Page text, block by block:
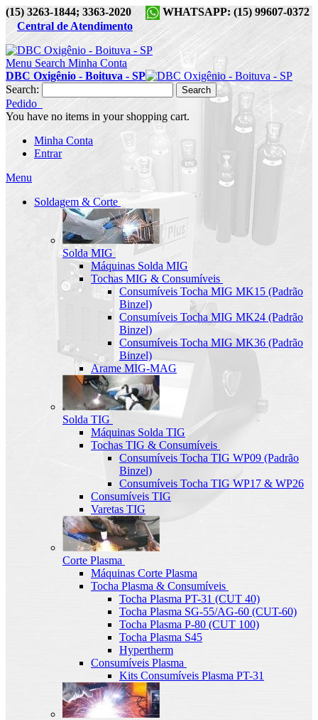
(15) 3263-1844; 3363-2020
WHATSAPP: (15) 99607-0372
Central de Atendimento
Menu Search Minha Conta
DBC Oxigênio - Boituva - SP
Search:
Search
Pedido
You have no items in your shopping cart.
Minha Conta
Entrar
Menu
Soldagem & Corte
Solda MIG
Máquinas Solda MIG
Tochas MIG & Consumíveis
Consumíveis Tocha MIG MK15 (Padrão
Binzel)
Consumíveis Tocha MIG MK24 (Padrão
Binzel)
Consumíveis Tocha MIG MK36 (Padrão
Binzel)
Arame MIG-MAG
Solda TIG
Máquinas Solda TIG
Tochas TIG & Consumíveis
Consumíveis Tocha TIG WP09 (Padrão
Binzel)
Consumíveis Tocha TIG WP17 & WP26
Consumíveis TIG
Varetas TIG
Corte Plasma
Máquinas Corte Plasma
Tocha Plasma & Consumíveis
Tocha Plasma PT-31 (CUT 40)
Tocha Plasma SG-55/AG-60 (CUT-60)
Tocha Plasma P-80 (CUT 100)
Tocha Plasma S45
Hypertherm
Consumíveis Plasma
Kits Consumíveis Plasma PT-31